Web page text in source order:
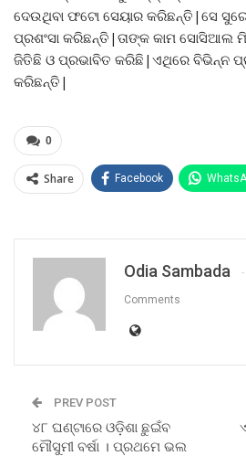
ଦେଉଥିବା ଫଟୋ ସେୟାର କରିଛନ୍ତି|ସେ
ପ୍ରଶଂସା କରିଛନ୍ତି|ତାଙ୍କ କାମ
ଜିତିଛି ଓ ପ୍ରଭାବିତ କରିଛି|ଏଥିରେ ବିଭିନ୍ନ
କରିଛନ୍ତି|
0
Share Facebook
Odia Sambada
Comments
PREV POST
୪୮ ଘଣ୍ଟାରେ ଓଡ଼ିଶା ଛୁଇଁବ
ମୌସୁମୀ ବର୍ଷା । ପ୍ରଥମେ ଭଲ